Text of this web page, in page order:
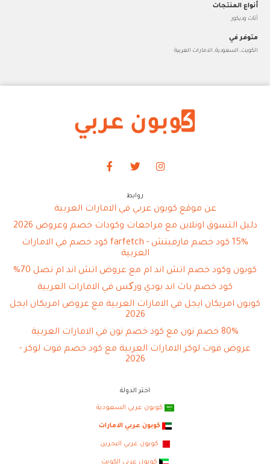
أنواع المنتجات
أثاث وديكور
متوفر في
الكويت, السعودية, الامارات العربية
روابط
عن موقع كوبون عربي في الامارات العربية
دليل التسوق اونلاين مع مراجعات وكودات خصم وعروض 2026
15% كود خصم فارفيتش - farfetch كود خصم في الامارات
العربية
كوبون وكود خصم اتش اند ام مع عروض اتش اند ام تصل 70%
كود خصم باث اند بودي ورکس في الامارات العربية
كوبون امريكان ايجل في الامارات العربية مع عروض امريكان ايجل
2026
80% خصم نون مع كود خصم نون في الامارات العربية
عروض فوت لوكر الامارات العربية مع كود خصم فوت لوكر -
2026
اختر الدولة
كوبون عربي السعودية
كوبون عربي الامارات
كوبون عربي البحرين
كوبون عربي الكويت